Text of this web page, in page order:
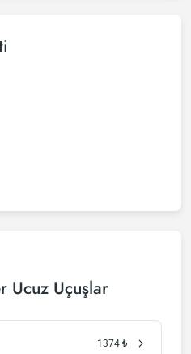
Ucuz Uçuşlar
1374 ₺